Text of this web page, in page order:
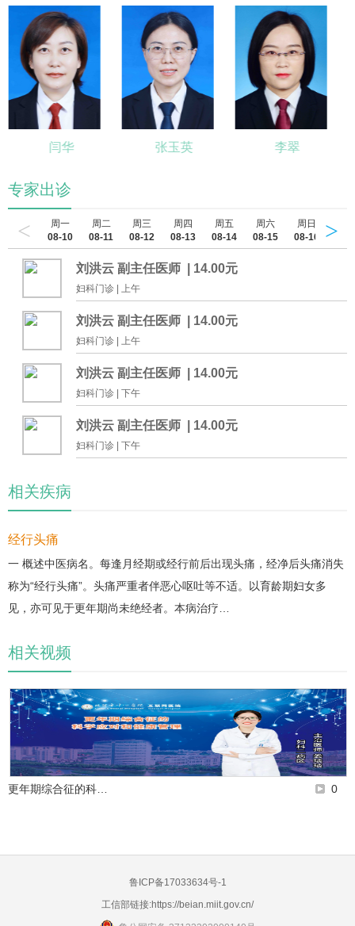
闫华
擅长：
单孔腹腔镜等微创手术，对
妇科
肿瘤综合及规范化治疗有…
张玉英
妇科
李翠
妇科
专家出诊
<
周一
08-10
周二
08-11
周三
08-12
周四
08-13
周五
08-14
周六
08-15
周日
08-16
>
刘洪云 副主任医师 | 14.00元
妇科门诊 | 上午
刘洪云 副主任医师 | 14.00元
妇科门诊 | 上午
刘洪云 副主任医师 | 14.00元
妇科门诊 | 下午
刘洪云 副主任医师 | 14.00元
妇科门诊 | 下午
相关疾病
经行头痛
一 概述中医病名。每逢月经期或经行前后出现头痛，经净后头痛消失
称为“经行头痛”。头痛严重者伴恶心呕吐等不适。以育龄期妇女多
见，亦可见于更年期尚未绝经者。本病治疗…
相关视频
更年期综合征的科… 0
鲁ICP备17033634号-1
工信部链接:https://beian.miit.gov.cn/